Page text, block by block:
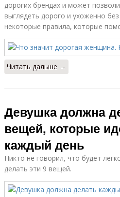
дорогих брендах и может
выглядеть дорого и ухоженно
некоторые правила, которые
Читать дальше →
Девушка должна
вещей, которые
каждый день
Никто не говорил, что будет
делать эти 9 вещей.